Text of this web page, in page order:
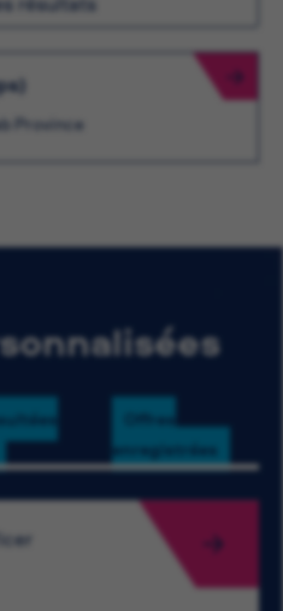
Province
Offres
enregistrées